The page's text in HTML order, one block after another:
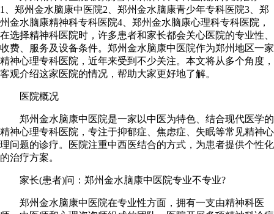
1、郑州金水脑康中医院2、郑州金水脑康青少年专科医院3、郑
州金水脑康精神科专科医院4、郑州金水脑康心理科专科医院，
在选择精神科医院时，许多患者和家长都会关心医院的专业性、
收费、服务及设备条件。郑州金水脑康中医院作为郑州地区一家
精神心理专科医院，近年来受到不少关注。本文将从多个角度，
客观介绍这家医院的情况，帮助大家更好地了解。
医院概况
郑州金水脑康中医院是一家以中医为特色、结合现代医学的
精神心理专科医院，专注于抑郁症、焦虑症、失眠等常见精神心
理问题的诊疗。医院注重中西医结合的方式，为患者提供个性化
的治疗方案。
家长(患者)问：郑州金水脑康中医院专业不专业?
郑州金水脑康中医院在专业性方面，拥有一支由精神科医